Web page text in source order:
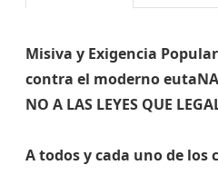
Misiva y Exigencia Popular
contra el moderno
NO A LAS LEYES QUE
A todos y cada uno de los